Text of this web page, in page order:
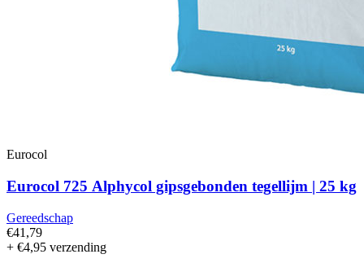
Eurocol
Eurocol 725 Alphycol gipsgebonden tegellijm | 25 kg
Gereedschap
€41,79
+ €4,95 verzending